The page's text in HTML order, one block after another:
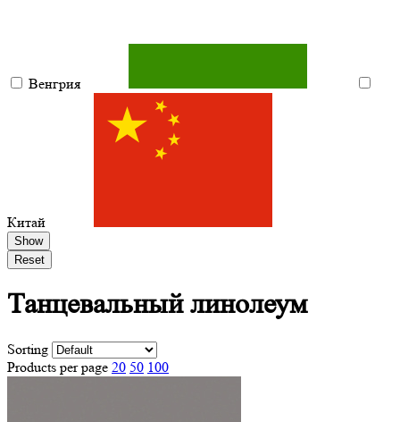
Венгрия
Китай
Show
Reset
Танцевальныйлинолеум
Sorting
Products per page 20 50 100